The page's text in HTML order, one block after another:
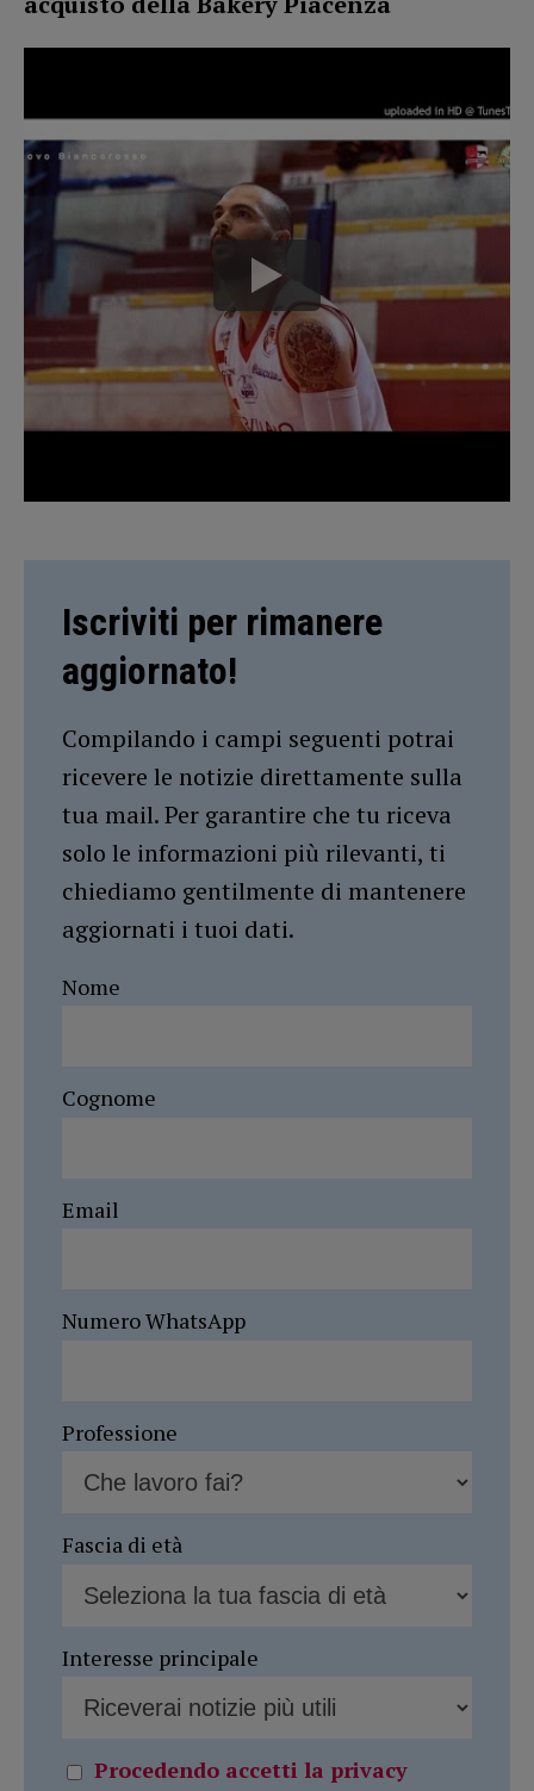
Iscriviti per rimanere
aggiornato!
Compilando i campi seguenti potrai
ricevere le notizie direttamente sulla
tua mail. Per garantire che tu riceva
solo le informazioni più rilevanti, ti
chiediamo gentilmente di mantenere
aggiornati i tuoi dati.
Nome
Cognome
Email
Numero WhatsApp
Professione
Fascia di età
Interesse principale
Procedendo accetti la privacy